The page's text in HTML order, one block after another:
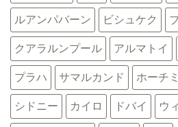
ルアンパバーン ビシュケク
クアラルンプール アルマトイ
プラハ サマルカンド ホーチ
シドニー カイロ ドバイ ウ